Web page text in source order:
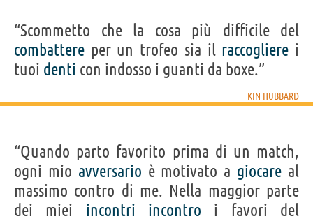
“Scommetto che la cosa più difficile del
combattere per un trofeo sia il raccogliere i
tuoi denti con indosso i guanti da boxe.”
KIN HUBBARD
“Quando parto favorito prima di un match,
ogni mio avversario è motivato a giocare al
massimo contro di me. Nella maggior parte
dei miei incontri incontro i favori del